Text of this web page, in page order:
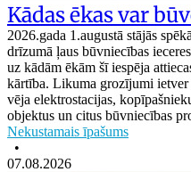
Kādas ēkas var
2026.gada 1.augustā stājās
drīzumā ļaus būvniecības
uz kādām ēkām šī iespēja
kārtība. Likuma grozījumi
vēja elektrostacijas,
objektus un citus būvniecības
Nekustamais īpašums
•
07.08.2026